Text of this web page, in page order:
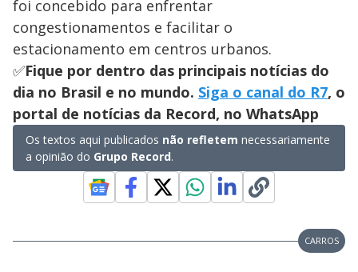
foi concebido para enfrentar
congestionamentos e facilitar o
estacionamento em centros urbanos.
✅Fique por dentro das principais notícias do
dia no Brasil e no mundo. Siga o canal do R7, o
portal de notícias da Record, no WhatsApp
Os textos aqui publicados não refletem necessariamente
a opinião do Grupo Record.
CARROS